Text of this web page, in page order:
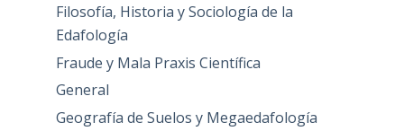
Filosofía, Historia y Sociología de la
Edafología
Fraude y Mala Praxis Científica
General
Geografía de Suelos y Megaedafología